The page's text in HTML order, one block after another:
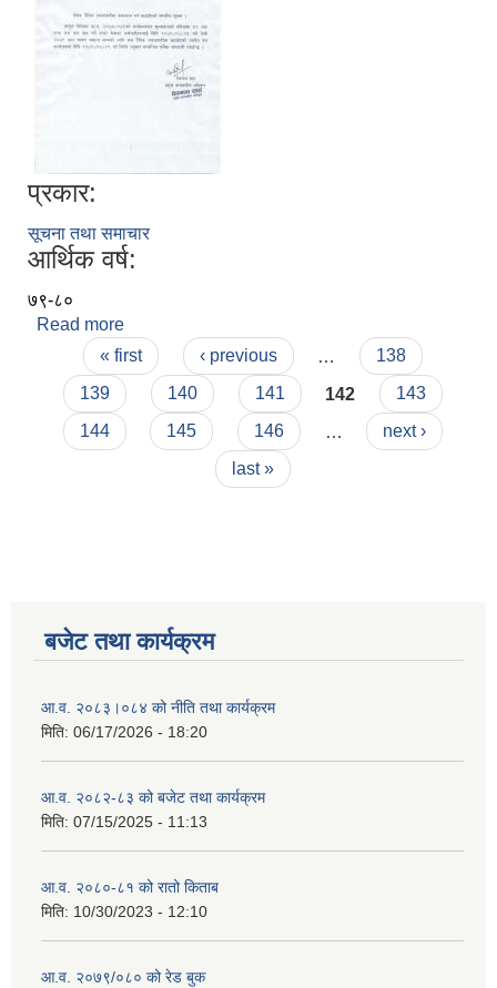
प्रकार:
सूचना तथा समाचार
आर्थिक वर्ष:
७९-८०
Read more
सूचना
Pages« first ‹ previous
138
139
140 141 142
143
144
145 146
next ›
last »
बजेट तथा कार्यक्रम
आ.व. २०८३।०८४ को नीति तथा कार्यक्रम
मिति: 06/17/2026 - 18:20
आ.व. २०८२-८३ को बजेट तथा कार्यक्रम
मिति: 07/15/2025 - 11:13
आ.व. २०८०-८१ को रातो किताब
मिति: 10/30/2023 - 12:10
आ.व. २०७९/०८० को रेड बुक